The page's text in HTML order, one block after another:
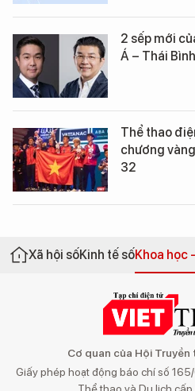
2 sếp mới
Á – Thái
Thể thao
chương
32
Xã hội sốKinh tế sốKhoa học
Cơ quan của Hội
Giấy phép hoạt động báo chí số
Thể thao và Du lịch